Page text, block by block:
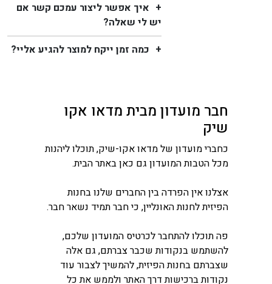
איך אפשר ליצור עמכם קשר אם
יש לי שאלה?
כמה זמן ייקח למוצר להגיע אליי?
חבר מועדון מבית מדאו אקו
שיק
כחברי מועדון של מדאו אקו-שיק, תוכלו ליהנות
מכל הטבות המועדון גם כאן באתר הבית.
אצלנו אין הפרדה בין החברים שלנו בחנות
הפיזית לחנות האונליין, כי חבר תמיד נשאר חבר.
פה תוכלו להתחבר לכרטיס המועדון שלכם,
להשתמש בנקודות שכבר צברתם, גם אלה
שצברתם בחנות הפיזית, להמשיך לצבור עוד
נקודות ברכישות דרך האתר ולממש את כל